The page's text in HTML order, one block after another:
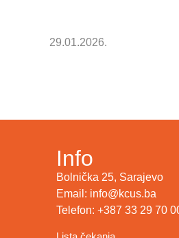
29.01.2026.
Info
Bolnička 25, Sarajevo
Email: info@kcus.ba
Telefon: +387 33 29 70